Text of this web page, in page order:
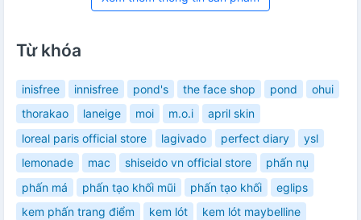
Từ khóa
inisfree innisfree pond's the face shop pond
ohui
thorakao
laneige moi m.o.i
april skin
loreal paris official store
lagivado perfect diary
ysl
lemonade
mac shiseido vn official store
phấn nụ
phấn má
phấn tạo khối mũi phấn tạo khối
eglips
kem phấn trang điểm
kem lót
kem lót maybelline